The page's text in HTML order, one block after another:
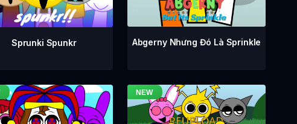
Sprunki Spunkr Abgerny Nhưng Đó Là Sprinkle